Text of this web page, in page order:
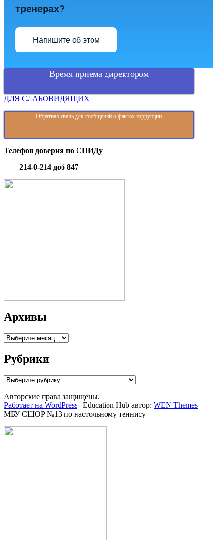
тренерах?
Напишите об этом
Время приема директором
ДЛЯ СЛАБОВИДЯЩИХ
Обратная связь для сообщений о фактах коррупции
Телефон доверия по СПИДу
214-0-214 доб 847
Архивы
Архивы
Рубрики
Рубрики
Авторские права защищены.
Работает на WordPress | Education Hub автор: WEN Themes
МБУ СШОР №13 по настольному теннису